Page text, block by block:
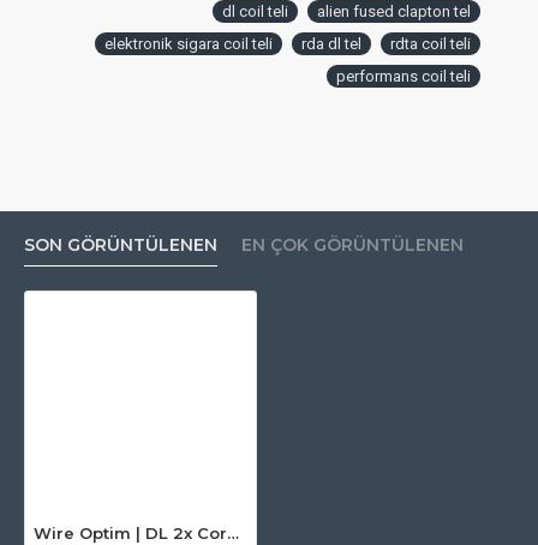
dl coil teli
alien fused clapton tel
elektronik sigara coil teli
rda dl tel
rdta coil teli
performans coil teli
SON GÖRÜNTÜLENEN EN ÇOK GÖRÜNTÜLENEN
Wire Optim | DL 2x Core Alien Fused Clapton Makara - 26 ni80 x2 / 36ni80 - 25 FT